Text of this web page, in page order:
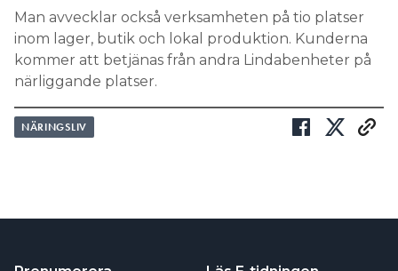
Man avvecklar också verksamheten på tio platser
inom lager, butik och lokal produktion. Kunderna
kommer att betjänas från andra Lindabenheter på
närliggande platser.
NÄRINGSLIV